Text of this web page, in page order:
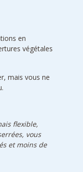
en
végétales
mais vous ne
flexible,
vous
et moins de